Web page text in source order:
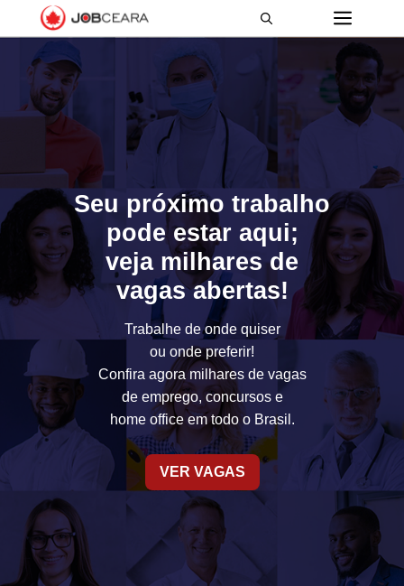
Seu próximo trabalho
pode estar aqui;
veja milhares de
vagas abertas!
Trabalhe de onde quiser
ou onde preferir!
Confira agora milhares de vagas
de emprego, concursos e
home office em todo o Brasil.
VER VAGAS